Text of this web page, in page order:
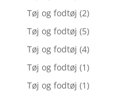
Tøj og fodtøj (2)
Tøj og fodtøj (5)
Tøj og fodtøj (4)
Tøj og fodtøj (1)
Tøj og fodtøj (1)